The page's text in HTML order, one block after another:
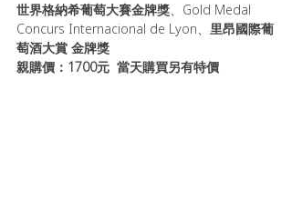
世界格納希葡萄大賽金牌獎 、Gold Medal
Concurs Internacional de Lyon、 里昂國際葡
萄酒大賞 金牌獎
親購價：1700元  當天購買另有特價